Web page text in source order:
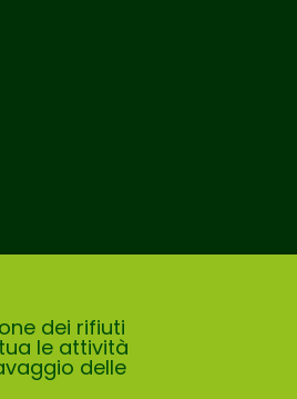
dei rifiuti
le attività
delle